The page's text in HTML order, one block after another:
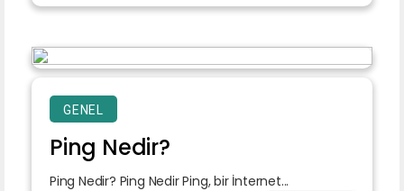
GENEL
Ping Nedir?
Ping Nedir? Ping Nedir Ping, bir İnternet...